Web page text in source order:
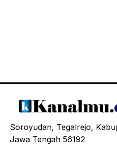
Soroyudan, Tegalrejo,
Jawa Tengah 56192